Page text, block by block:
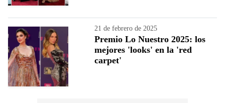
21 de febrero de 2025
Premio Lo Nuestro 2025: los
mejores 'looks' en la 'red
carpet'